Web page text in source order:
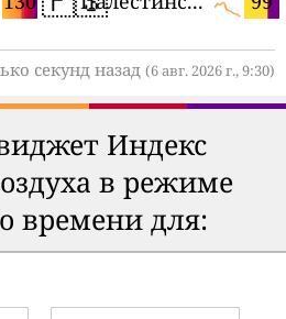
секунд назад (6 авг. 2026 г., 9:30)
Индекс
в режиме
времени для: